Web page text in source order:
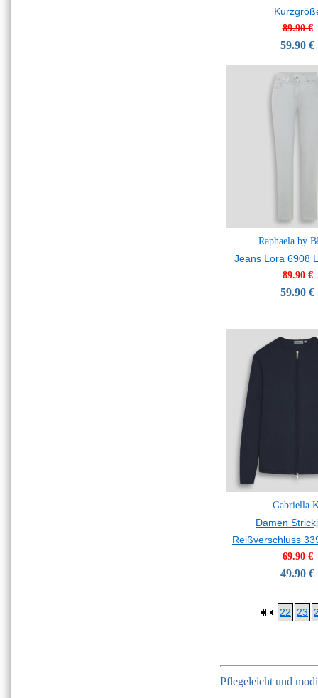
89.90 €
59.90 €
Raphaela by
Jeans Lora 6908
89.90 €
59.90 €
Gabriella
Damen
Reißverschluss
69.90 €
49.90 €
22 23
Pflegeleicht und